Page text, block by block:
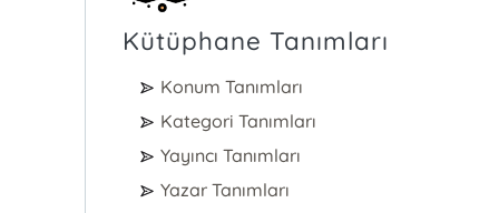
Kütüphane Tanımları
Konum Tanımları
Kategori Tanımları
Yayıncı Tanımları
Yazar Tanımları